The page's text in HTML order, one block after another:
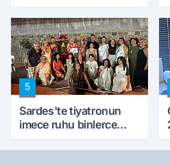
5
Sardes'te tiyatronun
imece ruhu binlerce